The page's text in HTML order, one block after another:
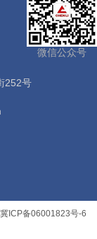
微信公众号
252号
ICP备06001823号-6